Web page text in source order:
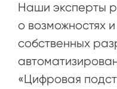
Наши эксперты
о возможностях
собственных
«Цифровая